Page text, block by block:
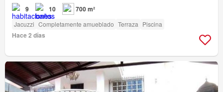
9 10 700 m²
Jacuzzi Completamente amueblado Terraza Piscina
Hace 2 días